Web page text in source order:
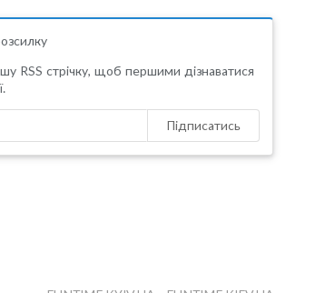
RSS стрічку, щоб першими дізнаватися
Підписатись